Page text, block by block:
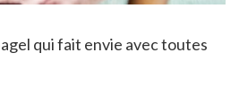
qui fait envie avec toutes